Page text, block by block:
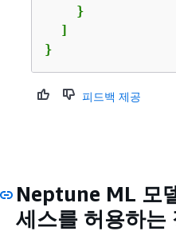
    }
  ]
}
피드백 제공
Neptune ML 모
세스를 허용하는